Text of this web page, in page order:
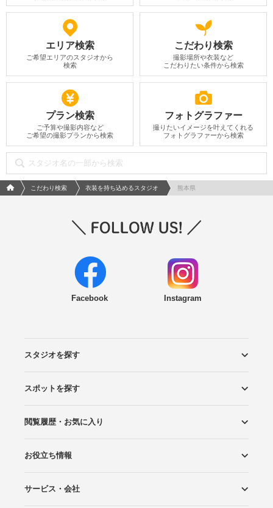
エリア検索
ご希望エリアのスタジオから
検索
こだわり検索
撮影場所や衣装など
こだわりたい条件から検索
プラン検索
ご予算や撮影内容など
ご希望の撮影プランから検索
フォトグラファー
撮りたいイメージを叶えてくれる
フォトグラファーから検索
フォトウエディング/結婚写真のPhotorait ホーム
こだわり検索 衣装を持ち込めるスタジオ 熊本県
Facebook Instagram
スタジオを探す
エリアから探す
こだわりから探す
NEW PHOTO STYLE
プランから探す
フォトタイプ診断
フォトグラファーから探す
国内リゾートから探す
スポットを探す
ロケーションから探す
スタジオから探す
閲覧履歴・お気に入り
閲覧スタジオ
お気に入り
お役立ち情報
Wedding Photo マガジン
はじめてガイド
サービス・会社